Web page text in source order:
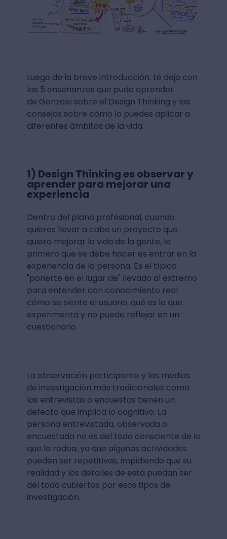
Luego de la breve introducción, te dejo con
las 5 enseñanzas que pude aprender
de Gonzalo sobre el Design Thinking y los
consejos sobre cómo lo puedes aplicar a
diferentes ámbitos de la vida.
1) Design Thinking es observar y
aprender para mejorar una
experiencia
Dentro del plano profesional, cuando
quieres llevar a cabo un proyecto que
quiera mejorar la vida de la gente, lo
primero que se debe hacer es entrar en la
experiencia de la persona. Es el típico
"ponerte en el lugar de" llevado al extremo
para entender con conocimiento real
cómo se siente el usuario, qué es lo que
experimenta y no puede reflejar en un
cuestionario.
La observación participante y los medios
de investigación más tradicionales como
las entrevistas o encuestas tienen un
defecto que implica lo cognitivo. La
persona entrevistada, observada o
encuestada no es del todo consciente de lo
que la rodea, ya que algunas actividades
pueden ser repetitivas, impidiendo que su
realidad y los detalles de esta puedan ser
del todo cubiertas por esos tipos de
investigación.